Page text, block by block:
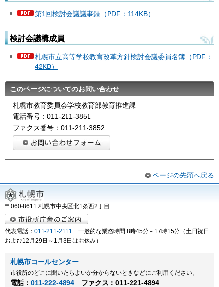
第1回検討会議議事録（PDF：114KB）
検討会議構成員
札幌市立高等学校教育改革方針検討会議委員名簿（PDF：
42KB）
このページについてのお問い合わせ
札幌市教育委員会学校教育部教育推進課
電話番号：011-211-3851
ファクス番号：011-211-3852
ページの先頭へ戻る
〒060-8611 札幌市中央区北1条西2丁目
代表電話： 011-211-2111
一般的な業務時間 8時45分～17時15分（土日祝日
および12月29日～1月3日はお休み）
札幌市コールセンター
市役所のどこに聞いたらよいか分からないときなどにご利用ください。
電話： 011-222-4894 ファクス：011-221-4894